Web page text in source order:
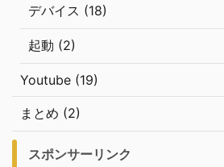
デバイス (18)
起動 (2)
Youtube (19)
まとめ (2)
スポンサーリンク